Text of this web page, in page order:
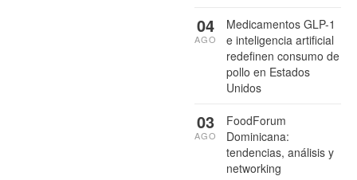
Medicamentos GLP-1
e inteligencia artificial
redefinen consumo de
pollo en Estados
Unidos
04
AGO
FoodForum
Dominicana:
tendencias, análisis y
networking
03
AGO